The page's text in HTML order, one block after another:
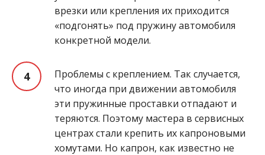
врезки или крепления их приходится
«подгонять» под пружину автомобиля
конкретной модели.
Проблемы с креплением. Так случается,
что иногда при движении автомобиля
эти пружинные проставки отпадают и
теряются. Поэтому мастера в сервисных
центрах стали крепить их капроновыми
хомутами. Но капрон, как известно не